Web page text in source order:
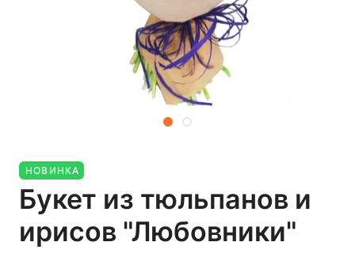
НОВИНКА
Букет из тюльпанов и
ирисов "Любовники"